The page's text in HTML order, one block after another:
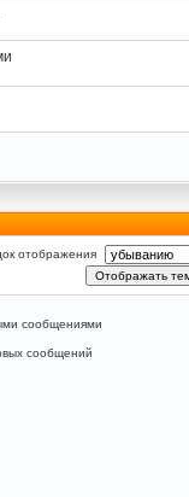
отображения
сообщениями
сообщений